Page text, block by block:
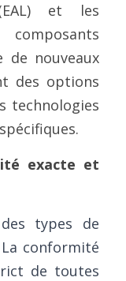
(EAL) et les
composants
de nouveaux
des options
technologies
exacte et
types de
conformité
de toutes